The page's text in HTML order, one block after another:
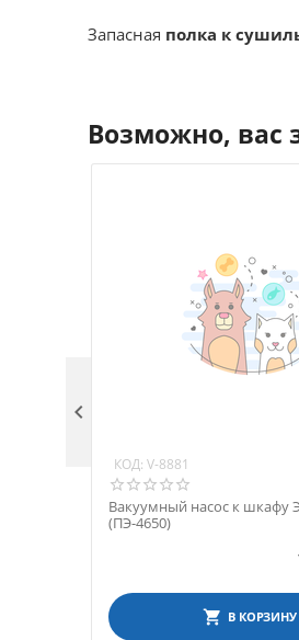
Запасная полка к
Возможно, вас
КОД: V-8881
Вакуумный насос к шкафу
(ПЭ-4650)
В КОРЗИНУ
